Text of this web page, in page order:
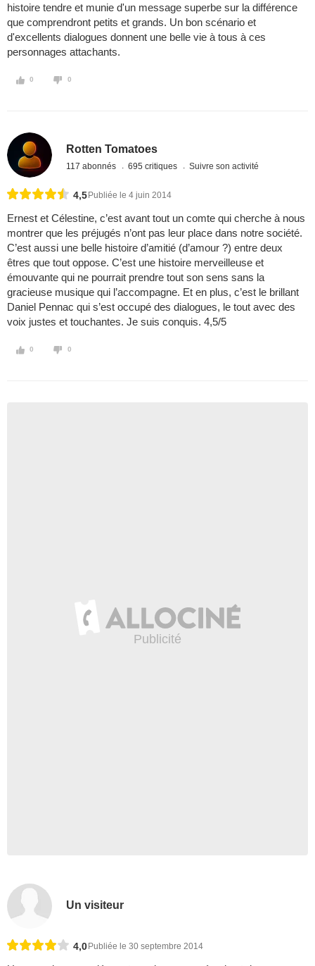
histoire tendre et munie d'un message superbe sur la différence
que comprendront petits et grands. Un bon scénario et
d'excellents dialogues donnent une belle vie à tous à ces
personnages attachants.
0 0
Rotten Tomatoes
117 abonnés 695 critiques Suivre son activité
4,5 Publiée le 4 juin 2014
Ernest et Célestine, c’est avant tout un comte qui cherche à nous
montrer que les préjugés n’ont pas leur place dans notre société.
C’est aussi une belle histoire d’amitié (d’amour ?) entre deux
êtres que tout oppose. C’est une histoire merveilleuse et
émouvante qui ne pourrait prendre tout son sens sans la
gracieuse musique qui l’accompagne. Et en plus, c’est le brillant
Daniel Pennac qui s’est occupé des dialogues, le tout avec des
voix justes et touchantes. Je suis conquis. 4,5/5
0 0
Un visiteur
4,0 Publiée le 30 septembre 2014